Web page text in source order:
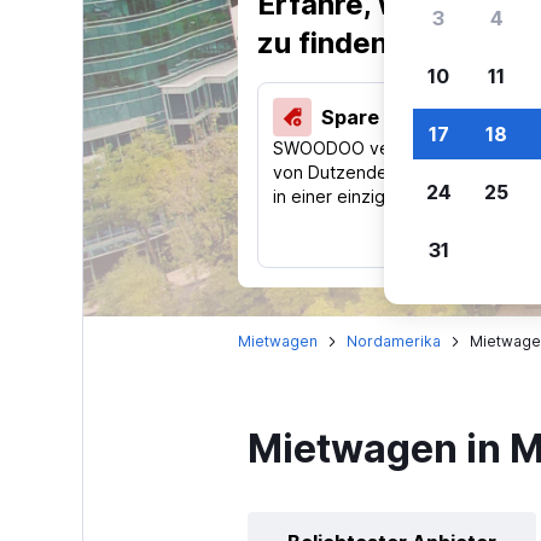
zu finden.
Spare 40 % und mehr
SWOODOO vergleicht Preise
von Dutzenden Reise-Websites
in einer einzigen Suche.
Mietwagen Nordamerika
Mietwagen in
3 4
10 11
17 18
24 25
31